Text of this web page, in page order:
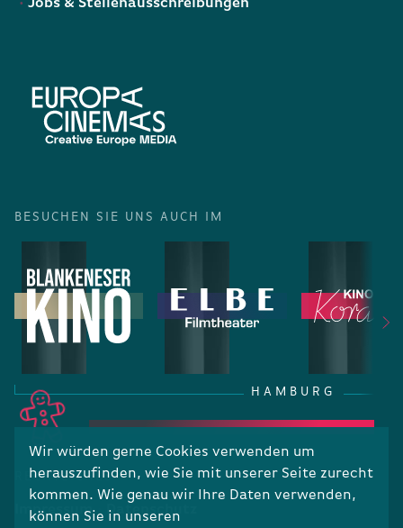
Wir würden gerne Cookies verwenden um
herauszufinden, wie Sie mit unserer Seite zurecht
kommen. Wie genau wir Ihre Daten verwenden,
können Sie in unseren
Jobs & Stellenausschreibungen
BESUCHEN SIE UNS AUCH IM
HAMBURG
RECHTLICHES
Impressum Datenschutz